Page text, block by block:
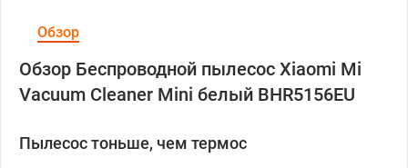
Обзор
Обзор Беспроводной пылесос Xiaomi Mi
Vacuum Cleaner Mini белый BHR5156EU
Пылесос тоньше, чем термос